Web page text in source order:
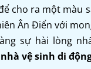
cho ra một màu
Ân Điển với
sự hài lòng
nhà vệ sinh di